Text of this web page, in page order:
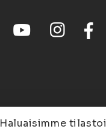
Haluaisimme